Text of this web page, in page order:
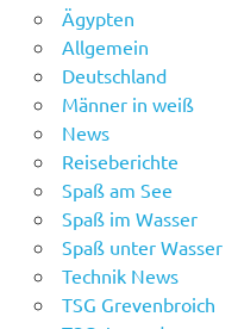
Ägypten
Allgemein
Deutschland
Männer in weiß
News
Reiseberichte
Spaß am See
Spaß im Wasser
Spaß unter Wasser
Technik News
TSG Grevenbroich